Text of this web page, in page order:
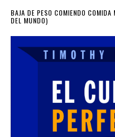
Primary
Sidebar
BAJA DE PESO COMIENDO
DEL MUNDO)